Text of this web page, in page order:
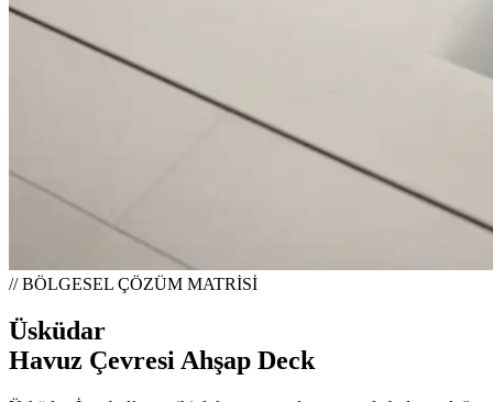
// BÖLGESEL ÇÖZÜM MATRİSİ
Üsküdar
Havuz Çevresi Ahşap Deck